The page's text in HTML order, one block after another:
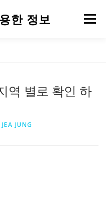
한 정보 메뉴
역 별로 확인 하
JEA JUNG